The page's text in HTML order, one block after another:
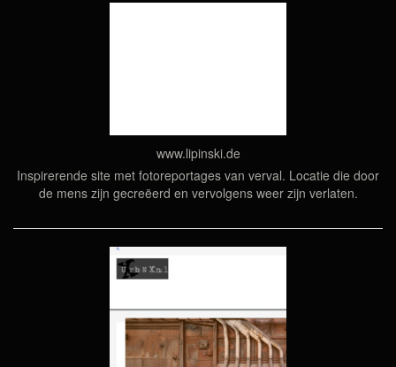
www.lipinski.de
Inspirerende site met fotoreportages van verval. Locatie die door
de mens zijn gecreëerd en vervolgens weer zijn verlaten.